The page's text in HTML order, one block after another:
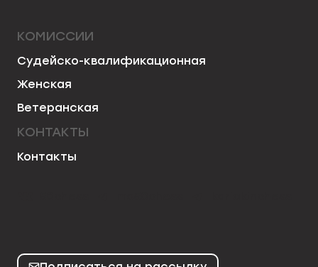
КОМИССИИ
Судейско-квалификационная
Женская
Ветеранская
КОНТАКТЫ
Контакты